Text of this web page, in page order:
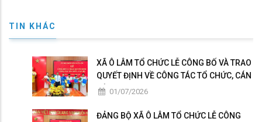
TIN KHÁC
XÃ Ô LÂM TỔ CHỨC LỄ CÔNG BỐ VÀ TRAO
QUYẾT ĐỊNH VỀ CÔNG TÁC TỔ CHỨC, CÁN
BỘ 01/07/2026
ĐẢNG BỘ XÃ Ô LÂM TỔ CHỨC LỄ CÔNG